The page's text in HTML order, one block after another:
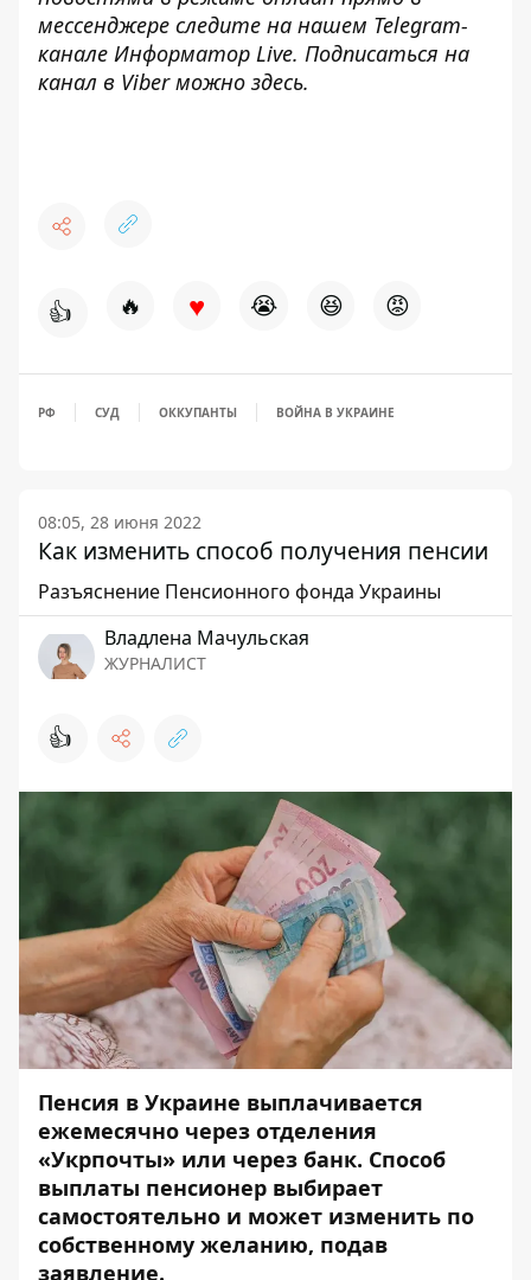
мессенджере следите на нашем Telegram-
канале Информатор Live. Подписаться на
канал в Viber можно здесь.
👍 🔥 ♥ 😭 😆 😡
РФ СУД ОККУПАНТЫ ВОЙНА В УКРАИНЕ
08:05, 28 июня 2022
Как изменить способ получения пенсии
Разъяснение Пенсионного фонда Украины
Владлена Мачульская
ЖУРНАЛИСТ
👍
Пенсия в Украине выплачивается
ежемесячно через отделения
«Укрпочты» или через банк. Способ
выплаты пенсионер выбирает
самостоятельно и может изменить по
собственному желанию, подав
заявление.